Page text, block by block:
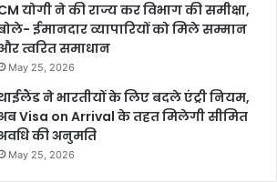
योगी ने की राज्य कर विभाग की समीक्षा,
ईमानदार व्यापारियों को मिले सम्मान
त्वरित समाधान
May 25, 2026
ने भारतीयों के लिए बदले एंट्री नियम,
Visa on Arrival के तहत मिलेगी सीमित
की अनुमति
May 25, 2026